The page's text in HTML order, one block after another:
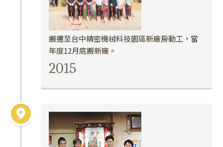
搬遷至台中精密機械科技園區新廠房動工，當
年度12月底搬新廠。
2015